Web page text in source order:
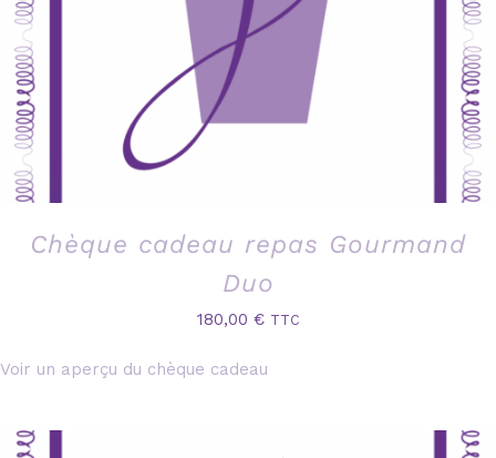
Chèque cadeau repas Gourmand
Duo
180,00 € TTC
Voir un aperçu du chèque cadeau